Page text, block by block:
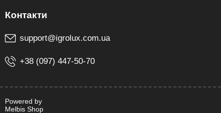
support@igrolux.com.ua
+38 (097) 447-50-70
Powered by
Melbis Shop